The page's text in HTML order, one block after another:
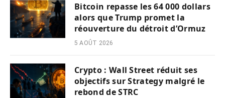
Bitcoin repasse les 64 000 dollars
alors que Trump promet la
réouverture du détroit d’Ormuz
5 AOÛT 2026
Crypto : Wall Street réduit ses
objectifs sur Strategy malgré le
rebond de STRC